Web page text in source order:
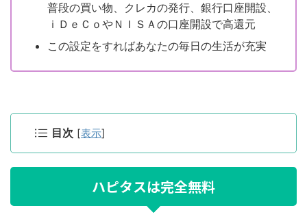
普段の買い物、クレカの発行、銀行口座開設、
ｉＤｅＣｏやＮＩＳＡの口座開設で高還元
この設定をすればあなたの毎日の生活が充実
目次 [表示]
ハピタスは完全無料